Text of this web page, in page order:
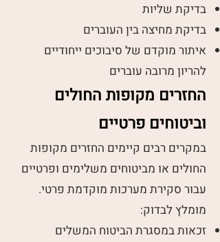
בדיקת שליות
בדיקת מחיצה בין העוברים
איתור מוקדם של סיבוכים ייחודיים
להריון מרובה עוברים
החזרים מקופות החולים
וביטוחים פרטיים
במקרים רבים קיימים החזרים מקופות
החולים או מביטוחים משלימים ופרטיים
עבור סקירת מערכות מוקדמת פרטי.
מומלץ לבדוק:
זכאות במסגרת הביטוח המשלים